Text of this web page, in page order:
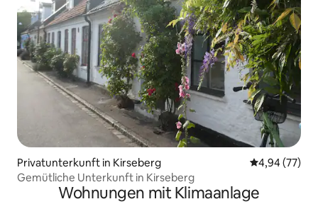
Privatunterkunft in Kirseberg
4,94 (77)
Gemütliche Unterkunft in Kirseberg
Wohnungen mit Klimaanlage